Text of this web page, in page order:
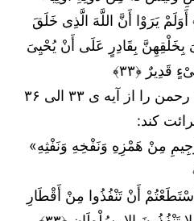
فِی ضَلالٍ مُبِینٍ ﴿٣٢﴾ أَوَلَمْ یَرَوْا أَنَّ اللَّهَ الَّذِی خَلَقَ
بِخَلْقِهِنَّ بِقَادِرٍ عَلَى أَنْ یُحْیِیَ
﴿٣٣﴾
۱۵- سپس، راقی سوره ی رحمن را از آیه ی ۳۳ الی ۳۶
کند:
مِنْ هَمْزِهِ وَنَفْخِهِ وَنَفْثِهِ»
أَنْ تَنْفُذُوا مِنْ أَقْطَارِ